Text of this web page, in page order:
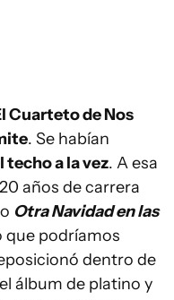
Cuarteto de Nos
. Se habían
techo a la vez. A esa
años de carrera
Otra Navidad en las
que podríamos
dentro de
álbum de platino y